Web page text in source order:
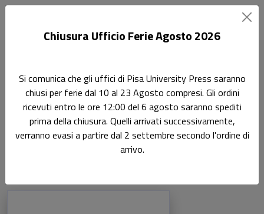
M. Ryan
Pagina di M. Ryan
Chiusura Ufficio Ferie Agosto 2026
Si comunica che gli uffici di Pisa University Press saranno
chiusi per ferie dal 10 al 23 Agosto compresi. Gli ordini
ricevuti entro le ore 12:00 del 6 agosto saranno spediti
prima della chiusura. Quelli arrivati successivamente,
verranno evasi a partire dal 2 settembre secondo l'ordine di
arrivo.